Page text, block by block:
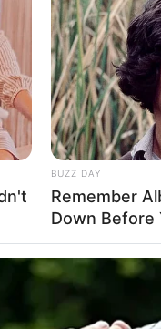
ജില്ലയിൽ
കാറിൽ
പാലവിളയിൽ
എംഡിഎംഎ
വിവരങ്ങൾ
റിമാൻഡ്
BUZZ DAY
Remember
Down Before